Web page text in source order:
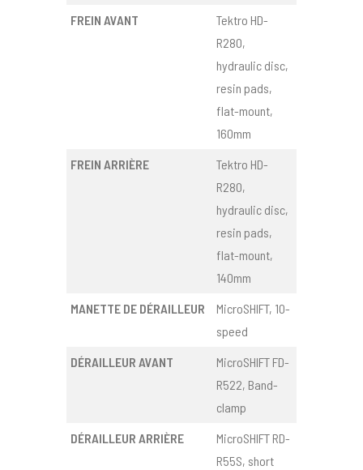
FREIN AVANT
Tektro HD-
R280,
hydraulic disc,
resin pads,
flat-mount,
160mm
FREIN ARRIÈRE
Tektro HD-
R280,
hydraulic disc,
resin pads,
flat-mount,
140mm
MANETTE DE DÉRAILLEUR
MicroSHIFT, 10-
speed
DÉRAILLEUR AVANT
MicroSHIFT FD-
R522, Band-
clamp
DÉRAILLEUR ARRIÈRE
MicroSHIFT RD-
R55S, short